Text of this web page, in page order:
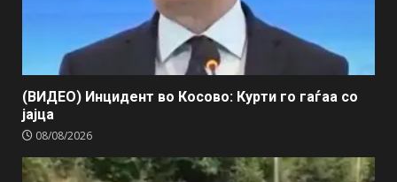
(ВИДЕО) Инцидент во Косово: Курти го гаѓаа со
јајца
08/08/2026